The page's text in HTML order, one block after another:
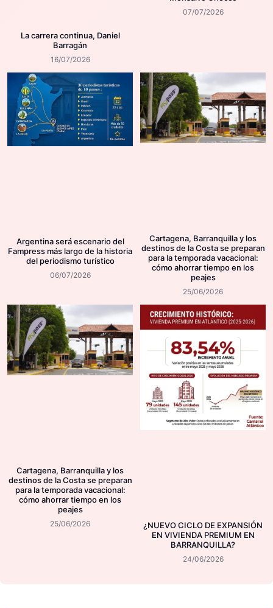
La carrera continua, Daniel
Barragán
16/07/2026
07/07/2026
Argentina será escenario del
Fampress más largo de la historia
del periodismo turístico
06/07/2026
Cartagena, Barranquilla y los
destinos de la Costa se preparan
para la temporada vacacional:
cómo ahorrar tiempo en los
peajes
25/06/2026
Cartagena, Barranquilla y los
destinos de la Costa se preparan
para la temporada vacacional:
cómo ahorrar tiempo en los
peajes
25/06/2026
¿NUEVO CICLO DE EXPANSIÓN
EN VIVIENDA PREMIUM EN
BARRANQUILLA?
24/06/2026